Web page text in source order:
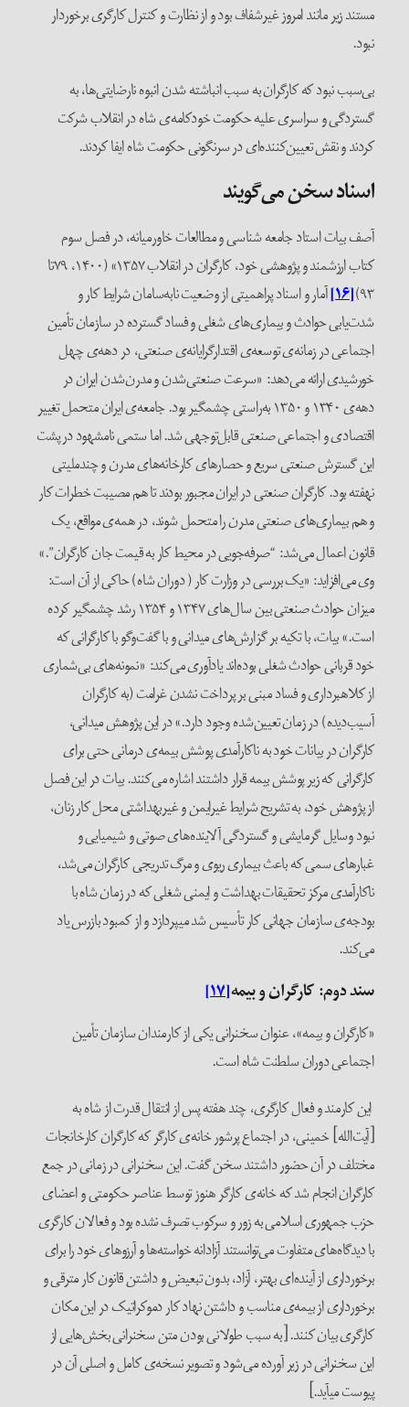
مستند زیر مانند امروز غیرشفاف بود و از نظارت و کنترل کارگری برخوردار
نبود.
بی‌سبب نبود که کارگران به سبب انباشته شدن انبوه نارضایتی‌ها، به
گستردگی و سراسری علیه حکومت خودکامه‌ی شاه در انقلاب شرکت
کردند و نقش تعیین‌کننده‌ای در سرنگونی حکومت شاه ایفا کردند.
اسناد سخن می‌گویند
آصف بیات استاد جامعه شناسی و مطالعات خاورمیانه، در فصل سوم
کتاب ارزشمند و پژوهشی خود، کارگران در انقلاب ۱۳۵۷» (۱۴۰۰، ۷۹تا
۹۳) [۱۶]
آمار و اسناد پراهمیتی از وضعیت نابه‌سامان شرایط کار و
شدت‌یابی حوادث و بیماری‌های شغلی و فساد گسترده در سازمان تأمین
اجتماعی در زمانه‌ی توسعه‌ی اقتدارگرایانه‌ی صنعتی، در دهه‌ی چهل
خورشیدی ارائه می‌دهد: «سرعت صنعتی‌شدن و مدرن‌شدن ایران در
دهه‌ی ۱۳۴۰ و ۱۳۵۰ به‌راستی چشمگیر بود. جامعه‌ی ایران متحمل تغییر
اقتصادی و اجتماعی صنعتی قابل‌توجهی شد. اما ستمی نامشهود در پشت
این گسترش صنعتی سریع و حصار‌های کارخانه‌های مدرن و چندملیتی
نهفته بود. کارگران صنعتی در ایران مجبور بودند تا هم مصیبت خطرات کار
و هم بیماری‌های صنعتی مدرن را متحمل شوند، در همه‌ی مواقع، یک
قانون اعمال می‌شد: “صرفه‌جویی در محیط کار به قیمت جان کارگران”.»
وی می‌افزاید: «یک بررسی در وزارت کار ( دوران شاه) حاکی از آن است:
میزان حوادث صنعتی بین سال‌های ۱۳۴۷ و ۱۳۵۴ رشد چشمگیر کرده
است.» بیات، با تکیه بر گزارش‌های میدانی و با گفت‌وگو با کارگرانی که
خود قربانی حوادث شغلی بوده‌اند یادآوری می‌کند: «نمونه‌های بی‌شماری
از کلاهبرداری و فساد مبنی بر پرداخت نشدن غرامت (به کارگران
آسیب‌دیده) در زمان تعیین‌شده وجود دارد.» در این پژوهش میدانی،
کارگران در بیانات خود به ناکارآمدی پوشش بیمه‌ی درمانی حتی برای
کارگرانی که زیر پوشش بیمه قرار داشتند اشاره می‌کنند. بیات در این فصل
از پژوهش خود، به تشریح شرایط غیرایمن و غیربهداشتی محل کار زنان،
نبود وسایل گرمایشی و گستردگی آلاینده‌های صوتی و شیمیایی و
غبارهای سمی که باعث بیماری ریوی و مرگ تدریجی کارگران می‌شد،
ناکارآمدی مرکز تحقیقات بهداشت و ایمنی شغلی که در زمان شاه با
بودجه‌ی سازمان جهانی کار تأسیس شد می‎پردازد و از کمبود بازرس یاد
می‌کند.
سند دوم: کارگران و بیمه[۱۷]
«کارگران و بیمه»، عنوان سخنرانی یکی از کارمندان سازمان تأمین
اجتماعی دوران سلطنت شاه است.
این کارمند و فعال کارگری، چند هفته پس از انتقال قدرت از شاه به
[آیت‌الله] خمینی، در اجتماع پرشور خانه‌ی کارگر که کارگران کارخانجات
مختلف در آن حضور داشتند سخن گفت. این سخنرانی در زمانی در جمع
کارگران انجام شد که خانه‌ی کارگر هنوز توسط عناصر حکومتی و اعضای
حزب جمهوری اسلامی به زور و سرکوب تصرف نشده بود و فعالان کارگری
با دیدگاه‌های متفاوت می‌توانستند آزادانه خواسته‌ها و آرزوهای خود را برای
برخورداری از آینده‌ای بهتر، آزاد، بدون تبعیض و داشتن قانون کار مترقی و
برخورداری از بیمه‌ی مناسب و داشتن نهاد کار دموکراتیک در این مکان
کارگری بیان کنند. [به سبب طولانی بودن متن سخنرانی بخش‌هایی از
این سخنرانی در زیر آورده می‌شود و تصویر نسخه‌ی کامل و اصلی آن در
پیوست می‎آید.]